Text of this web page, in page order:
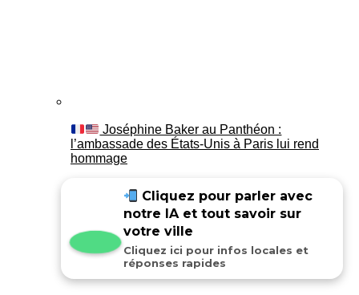
Joséphine Baker au Panthéon :
l’ambassade des États-Unis à Paris lui rend
hommage
Cliquez pour parler avec
notre IA et tout savoir sur
votre ville
Cliquez ici pour infos locales et
réponses rapides